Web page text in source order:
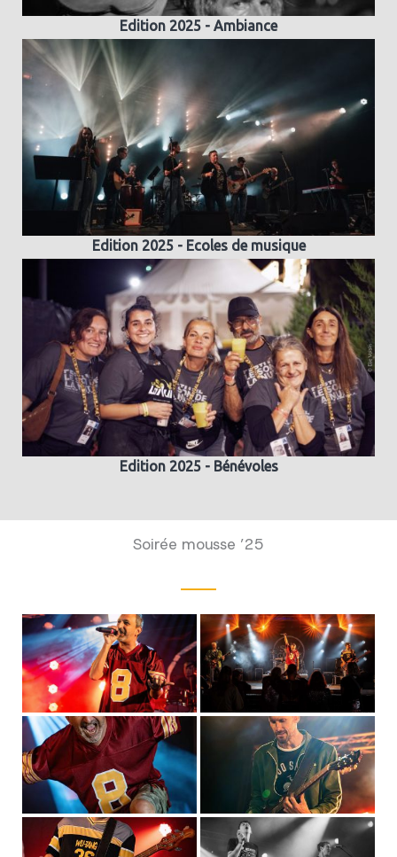
Edition 2025 - Ambiance
Edition 2025 - Ecoles de musique
Edition 2025 - Bénévoles
Soirée mousse ’25